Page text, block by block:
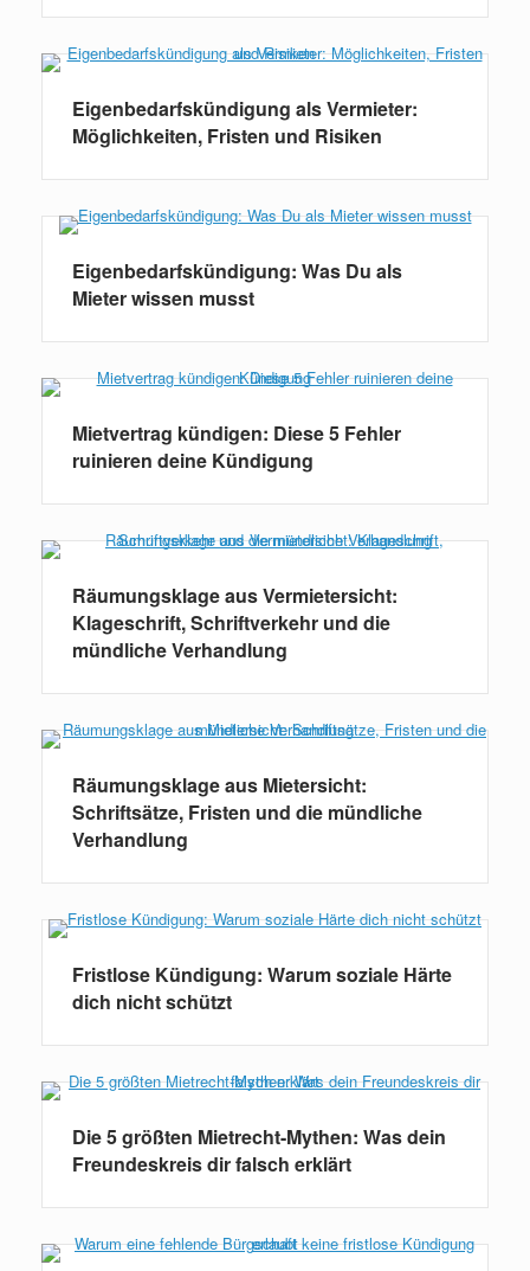
Eigenbedarfskündigung als Vermieter:
Möglichkeiten, Fristen und Risiken
Eigenbedarfskündigung: Was Du als
Mieter wissen musst
Mietvertrag kündigen: Diese 5 Fehler
ruinieren deine Kündigung
Räumungsklage aus Vermietersicht:
Klageschrift, Schriftverkehr und die
mündliche Verhandlung
Räumungsklage aus Mietersicht:
Schriftsätze, Fristen und die mündliche
Verhandlung
Fristlose Kündigung: Warum soziale Härte
dich nicht schützt
Die 5 größten Mietrecht-Mythen: Was dein
Freundeskreis dir falsch erklärt